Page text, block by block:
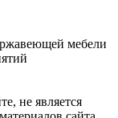
мебели
не является